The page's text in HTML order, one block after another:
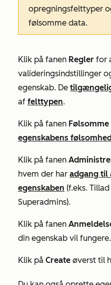
opregningsfelttyper
følsomme data.
Klik på fanen Regler for
valideringsindstillinger
egenskab. De
af felttypen.
Klik på fanen Følsomme
egenskabens
Klik på fanen
hvem der har adgang til
egenskaben (f.eks. Tillad
Superadmins).
Klik på fanen
din egenskab vil fungere.
Klik på Create øverst til